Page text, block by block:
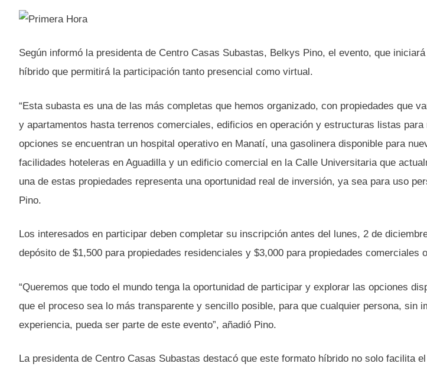
Según informó la presidenta de Centro Casas Subastas, Belkys Pino, el evento, que
híbrido que permitirá la participación tanto presencial como virtual.
“Esta subasta es una de las más completas que hemos organizado, con propiedades que
y apartamentos hasta terrenos comerciales, edificios en operación y estructuras listas
opciones se encuentran un hospital operativo en Manatí, una gasolinera disponible para
facilidades hoteleras en Aguadilla y un edificio comercial en la Calle Universitaria que
una de estas propiedades representa una oportunidad real de inversión, ya sea para uso
Pino.
Los interesados en participar deben completar su inscripción antes del lunes, 2 de
depósito de $1,500 para propiedades residenciales y $3,000 para propiedades comerciales
“Queremos que todo el mundo tenga la oportunidad de participar y explorar las opciones
que el proceso sea lo más transparente y sencillo posible, para que cualquier persona, sin
experiencia, pueda ser parte de este evento”, añadió Pino.
La presidenta de Centro Casas Subastas destacó que este formato híbrido no solo facilita